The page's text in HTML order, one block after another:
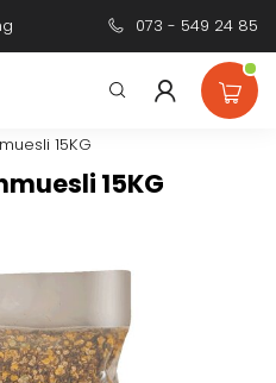
Persoonlijk
073 - 549 24 85
15KG
15KG